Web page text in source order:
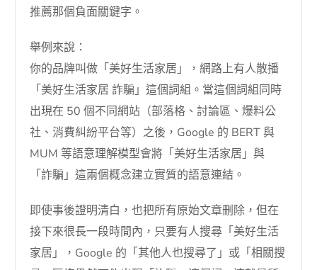
推薦那個負面關鍵字。
舉例來說：
你的品牌叫做「美好生活家居」，網路上有人散播
「美好生活家居 詐騙」這個詞組。當這個詞組同時
出現在 50 個不同網站（部落格、討論區、爆料公
社、消費糾紛平台等）之後，Google 的 BERT 與
MUM 等語意理解模型會將「美好生活家居」與
「詐騙」這兩個概念建立實質的語意連結。
即使事後證明清白，也把所有原始文章刪除，但在
接下來很長一段時間內，只要有人搜尋「美好生活
家居」，Google 的「其他人也搜尋了」或「相關搜